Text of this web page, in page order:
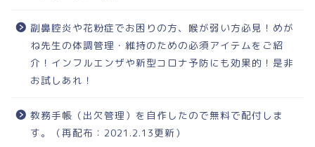
副鼻腔炎や花粉症でお困りの方、喉が弱い方必見！めが
ね先生の体調管理・維持のための必須アイテムをご紹
介！インフルエンザや新型コロナ予防にも効果的！是非
お試しあれ！
教務手帳（出欠管理）を自作したので無料で配付しま
す。（再配布：2021.2.13更新）